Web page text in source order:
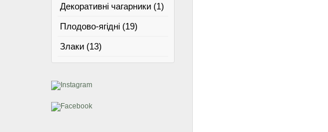
Декоративні чагарники (1)
Плодово-ягідні (19)
Злаки (13)